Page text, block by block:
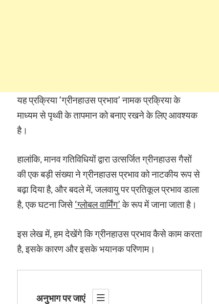
यह प्रक्रिया ‘ग्रीनहाउस प्रभाव’ नामक प्रक्रिया के
माध्यम से पृथ्वी के तापमान को बनाए रखने के लिए आवश्यक
है।
हालांकि, मानव गतिविधियों द्वारा उत्सर्जित ग्रीनहाउस गैसों
की एक बड़ी संख्या ने ग्रीनहाउस प्रभाव को नाटकीय रूप से
बढ़ा दिया है, और बदले में, जलवायु पर प्रतिकूल प्रभाव डाला
है, एक घटना जिसे ‘ग्लोबल वार्मिंग’के रूप में जाना जाता है।
इस लेख में, हम देखेंगे कि ग्रीनहाउस प्रभाव कैसे काम करता
है, इसके कारण और इसके भयानक परिणाम।
अनुभाग पर जाएं